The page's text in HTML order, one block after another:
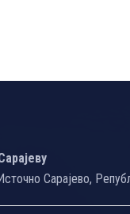
Сарајево,